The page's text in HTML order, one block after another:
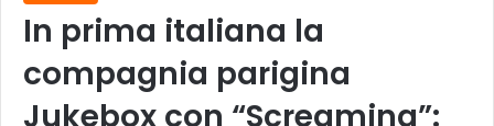
In prima italiana la
compagnia parigina
Jukebox con “Screaming”: